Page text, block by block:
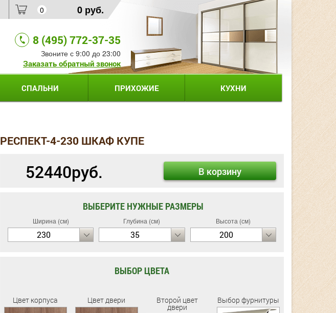
0 0 руб.
8 (495) 772-37-35
Звоните с 9:00 до 23:00
Заказать обратный звонок
СПАЛЬНИ ПРИХОЖИЕ КУХНИ
РЕСПЕКТ-4-230 ШКАФ КУПЕ
52440руб. В корзину
ВЫБЕРИТЕ НУЖНЫЕ РАЗМЕРЫ
Ширина (см)
230
Глубина (см)
35
Высота (см)
200
ВЫБОР ЦВЕТА
Цвет корпуса Цвет двери Второй цвет
двери
Выбор фурнитуры